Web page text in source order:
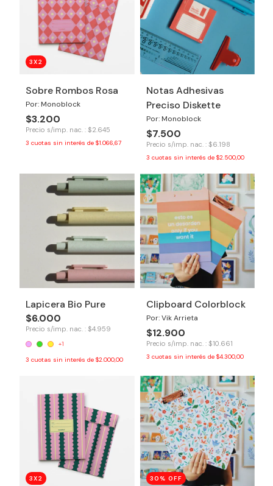
3X2
Sobre Rombos Rosa
Por: Monoblock
$3.200
Precio s/imp. nac. : $2.645
3 cuotas sin interés de $1.066,67
Notas Adhesivas
Preciso Diskette
Por: Monoblock
$7.500
Precio s/imp. nac. : $6.198
3 cuotas sin interés de $2.500,00
Lapicera Bio Pure
$6.000
Precio s/imp. nac. : $4.959
+1
3 cuotas sin interés de $2.000,00
Clipboard Colorblock
Por: Vik Arrieta
$12.900
Precio s/imp. nac. : $10.661
3 cuotas sin interés de $4.300,00
3X2 30 % OFF